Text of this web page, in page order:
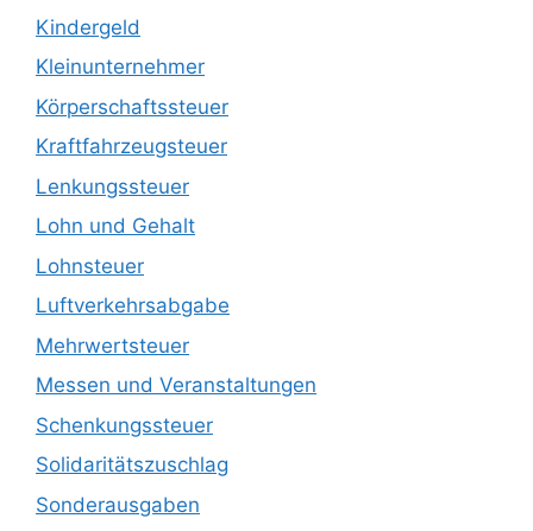
Kindergeld
Kleinunternehmer
Körperschaftssteuer
Kraftfahrzeugsteuer
Lenkungssteuer
Lohn und Gehalt
Lohnsteuer
Luftverkehrsabgabe
Mehrwertsteuer
Messen und Veranstaltungen
Schenkungssteuer
Solidaritätszuschlag
Sonderausgaben